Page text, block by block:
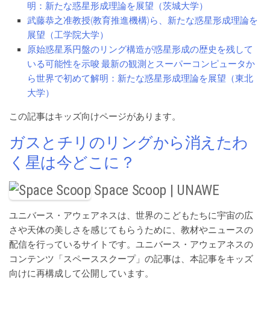
明：新たな惑星形成理論を展望（茨城大学）
武藤恭之准教授(教育推進機構)ら、新たな惑星形成理論を
展望（工学院大学）
原始惑星系円盤のリング構造が惑星形成の歴史を残して
いる可能性を示唆 最新の観測とスーパーコンピュータか
ら世界で初めて解明：新たな惑星形成理論を展望（東北
大学）
この記事はキッズ向けページがあります。
ガスとチリのリングから消えたわ
く星は今どこに？
Space Scoop | UNAWE
ユニバース・アウェアネスは、世界のこどもたちに宇宙の広
さや天体の美しさを感じてもらうために、教材やニュースの
配信を行っているサイトです。ユニバース・アウェアネスの
コンテンツ「スペーススクープ」の記事は、本記事をキッズ
向けに再構成して公開しています。